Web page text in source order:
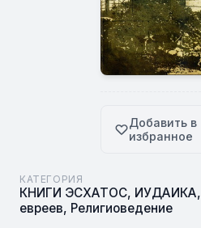
Добавить в
избранное
КАТЕГОРИЯ
КНИГИ ЭСХАТОС, ИУДАИКА,
евреев, Религиоведение